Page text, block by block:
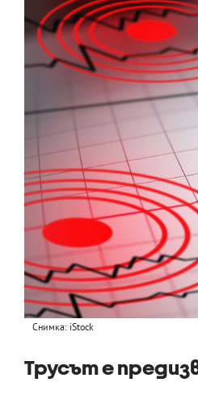
Снимка: iStock
Трусът е